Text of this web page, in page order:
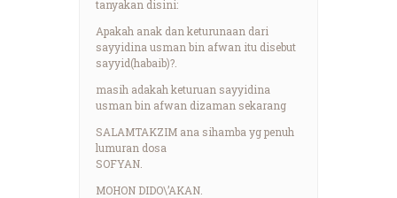
tanyakan disini:
Apakah anak dan keturunaan dari
sayyidina usman bin afwan itu disebut
sayyid(habaib)?.
masih adakah keturuan sayyidina
usman bin afwan dizaman sekarang
SALAMTAKZIM ana sihamba yg penuh
lumuran dosa
SOFYAN.
MOHON DIDO\’AKAN.